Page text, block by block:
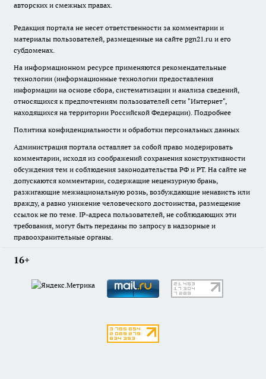
авторских и смежных правах.
Редакция портала не несет ответственности за комментарии и
материалы пользователей, размещенные на сайте pgn21.ru и его
субдоменах.
На информационном ресурсе применяются рекомендательные
технологии (информационные технологии предоставления
информации на основе сбора, систематизации и анализа сведений,
относящихся к предпочтениям пользователей сети "Интернет",
находящихся на территории Российской Федерации). Подробнее
Политика конфиденциальности и обработки персональных данных
Администрация портала оставляет за собой право модерировать
комментарии, исходя из соображений сохранения конструктивности
обсуждения тем и соблюдения законодательства РФ и РТ. На сайте не
допускаются комментарии, содержащие нецензурную брань,
разжигающие межнациональную рознь, возбуждающие ненависть или
вражду, а равно унижение человеческого достоинства, размещение
ссылок не по теме. IP-адреса пользователей, не соблюдающих эти
требования, могут быть переданы по запросу в надзорные и
правоохранительные органы.
16+